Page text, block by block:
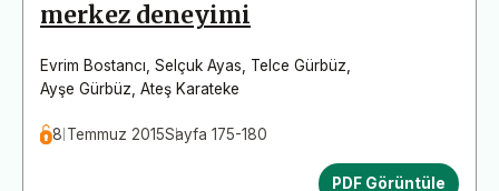
merkez deneyimi
Evrim Bostancı Selçuk Ayas Telce Gürbüz
Ayşe Gürbüz Ateş Karateke
8 Temmuz 2015Sayfa 175-180
PDF Görüntüle